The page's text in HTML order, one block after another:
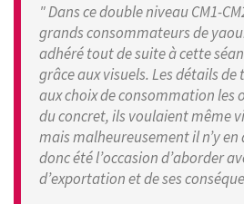
" Dans ce double niveau CM1-
grands consommateurs de
adhéré tout de suite à cette
grâce aux visuels. Les détails de
aux choix de consommation les
du concret, ils voulaient même
mais malheureusement il n’y en
donc été l’occasion d’aborder
d’exportation et de ses